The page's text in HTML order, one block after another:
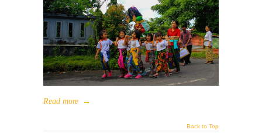
Read more →
Back to Top